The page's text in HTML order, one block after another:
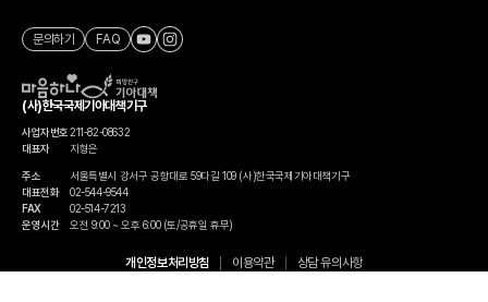
(사)한국국제기아대책기구
사업자번호211-82-08632
대표자
지형은
주소
서울특별시 강서구 공항대로 59다길 109 (사)한국국제기아대책기구
대표전화
02-544-9544
FAX
02-514-7213
운영시간
오전 9:00 ~ 오후 6:00 (토/공휴일 휴무)
문의하기 FAQ
개인정보처리방침 이용약관 상담 유의사항